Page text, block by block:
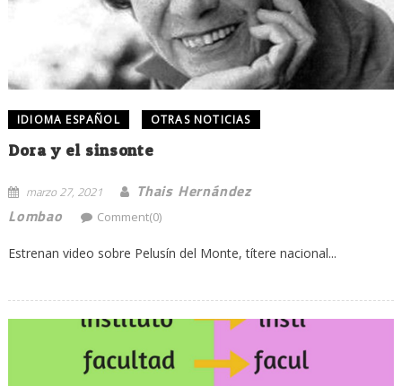
IDIOMA ESPAÑOL OTRAS NOTICIAS
Dora y el sinsonte
marzo 27, 2021
Thais Hernández
Lombao
Comment(0)
Estrenan video sobre Pelusín del Monte, títere nacional...